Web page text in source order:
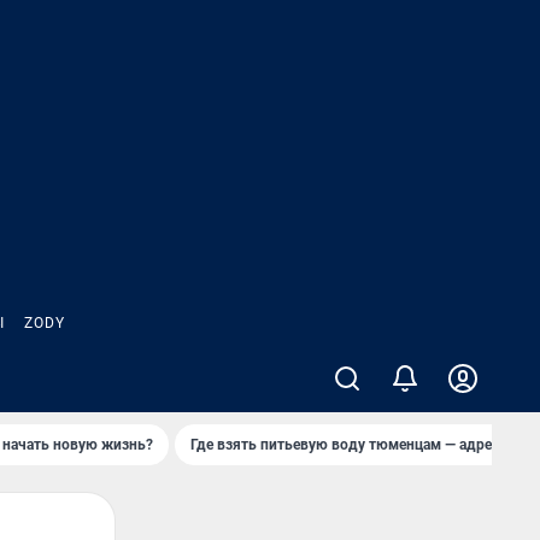
ZODY
начать новую жизнь? Где взять питьевую воду тюменцам — адреса